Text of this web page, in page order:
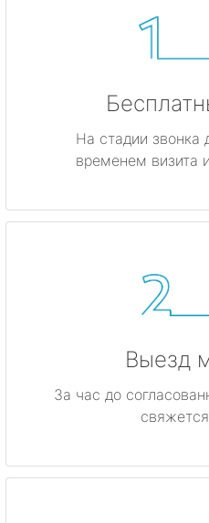
На стадии звонка
временем визита
Выезд
За час до